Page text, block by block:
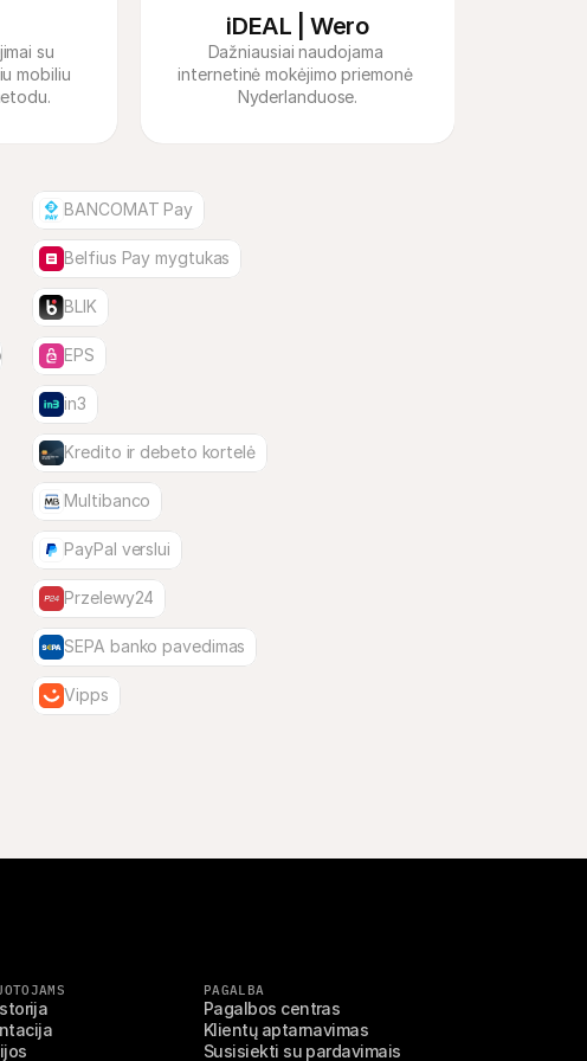
su
mobiliu
iDEAL | Wero
Dažniausiai naudojama
internetinė mokėjimo priemonė
Nyderlanduose.
BANCOMAT Pay
Belfius Pay mygtukas
BLIK
EPS
in3
Kredito ir debeto kortelė
Multibanco
PayPal verslui
Przelewy24
SEPA banko pavedimas
Vipps
PAGALBA
Pagalbos centras
Klientų aptarnavimas
Susisiekti su pardavimais